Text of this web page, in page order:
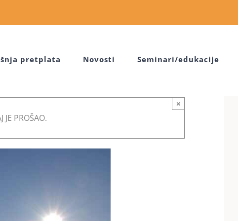
pretplata Novosti Seminari/edukacije
JE PROŠAO.
×